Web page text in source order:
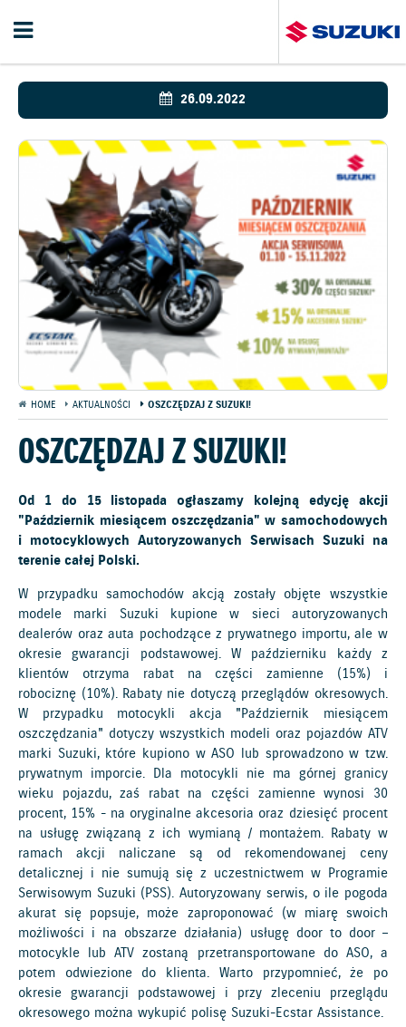
26.09.2022
HOME AKTUALNOŚCI OSZCZĘDZAJ Z SUZUKI!
OSZCZĘDZAJ Z SUZUKI!
Od 1 do 15 listopada ogłaszamy kolejną edycję akcji
"Październik miesiącem oszczędzania" w samochodowych
i motocyklowych Autoryzowanych Serwisach Suzuki na
terenie całej Polski.
W przypadku samochodów akcją zostały objęte wszystkie
modele marki Suzuki kupione w sieci autoryzowanych
dealerów oraz auta pochodzące z prywatnego importu, ale w
okresie gwarancji podstawowej. W październiku każdy z
klientów otrzyma rabat na części zamienne (15%) i
robociznę (10%). Rabaty nie dotyczą przeglądów okresowych.
W przypadku motocykli akcja "Październik miesiącem
oszczędzania" dotyczy wszystkich modeli oraz pojazdów ATV
marki Suzuki, które kupiono w ASO lub sprowadzono w tzw.
prywatnym imporcie. Dla motocykli nie ma górnej granicy
wieku pojazdu, zaś rabat na części zamienne wynosi 30
procent, 15% - na oryginalne akcesoria oraz dziesięć procent
na usługę związaną z ich wymianą / montażem. Rabaty w
ramach akcji naliczane są od rekomendowanej ceny
detalicznej i nie sumują się z uczestnictwem w Programie
Serwisowym Suzuki (PSS). Autoryzowany serwis, o ile pogoda
akurat się popsuje, może zaproponować (w miarę swoich
możliwości i na obszarze działania) usługę door to door –
motocykle lub ATV zostaną przetransportowane do ASO, a
potem odwiezione do klienta. Warto przypomnieć, że po
okresie gwarancji podstawowej i przy zleceniu przeglądu
okresowego można wykupić polisę Suzuki-Ecstar Assistance.